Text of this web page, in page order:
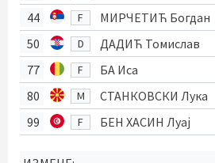
44
F МИРЧЕТИЋ Богдан
50 D ДАДИЋ Томислав
77 F БА Иса
80 M СТАНКОВСКИ Лука
99 F БЕН ХАСИН Луај